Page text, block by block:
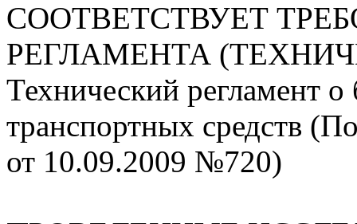
СООТВЕТСТВУЕТ
РЕГЛАМЕНТА
Технический регламент о
транспортных средств
от 10.09.2009 №720)